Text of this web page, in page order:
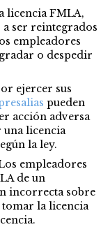
licencia FMLA,
ser reintegrados
empleadores
o despedir
ejercer sus
pueden
acción adversa
licencia
la ley.
empleadores
de un
incorrecta sobre
tomar la licencia